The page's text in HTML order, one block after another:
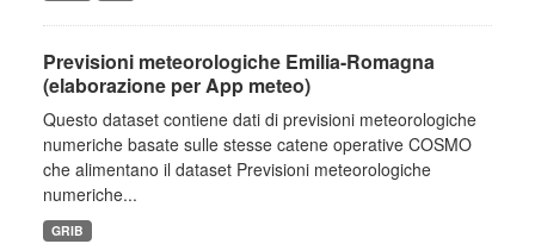
Previsioni meteorologiche Emilia-Romagna
(elaborazione per App meteo)
Questo dataset contiene dati di previsioni meteorologiche
numeriche basate sulle stesse catene operative COSMO
che alimentano il dataset Previsioni meteorologiche
numeriche...
GRIB